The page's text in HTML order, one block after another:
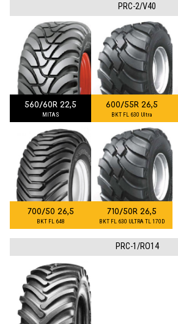
PRC-2/V40
560/60R 22,5
MITAS
600/55R 26,5
BKT FL 630 Ultra
700/50 26,5
BKT FL 648
710/50R 26,5
BKT FL 630 ULTRA TL 170D
PRC-1/RO14